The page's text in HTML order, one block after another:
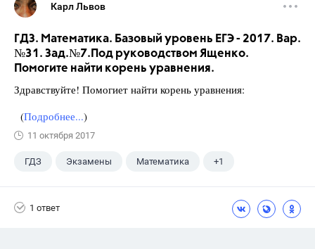
Карл Львов
ГДЗ. Математика. Базовый уровень ЕГЭ - 2017. Вар.
№31. Зад.№7.Под руководством Ященко.
Помогите найти корень уравнения.
Здравствуйте! Помогиет найти корень уравнения:
(Подробнее...)
11 октября 2017
ГДЗ Экзамены Математика +1
1 ответ